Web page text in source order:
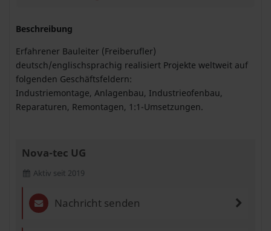
Beschreibung
Erfahrener Bauleiter (Freiberufler)
deutsch/englischsprachig realisiert Projekte weltweit auf
folgenden Geschäftsfeldern:
Industriemontage, Anlagenbau, Industrieofenbau,
Reparaturen, Remontagen, 1:1-Umsetzungen.
Nova-tec UG
Aktiv seit 2019
Nachricht senden